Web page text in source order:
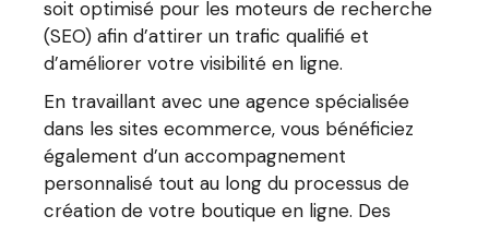
soit optimisé pour les moteurs de recherche
(SEO) afin d’attirer un trafic qualifié et
d’améliorer votre visibilité en ligne.
En travaillant avec une agence spécialisée
dans les sites ecommerce, vous bénéficiez
également d’un accompagnement
personnalisé tout au long du processus de
création de votre boutique en ligne. Des